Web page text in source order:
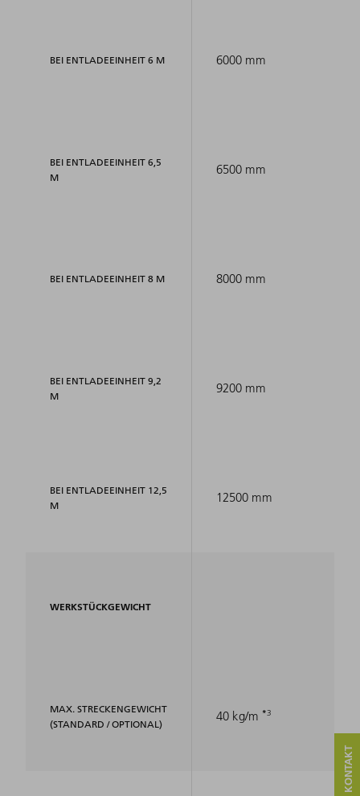
BEI ENTLADEEINHEIT 6 M
BEI ENTLADEEINHEIT 6,5
M
BEI ENTLADEEINHEIT 8 M
BEI ENTLADEEINHEIT 9,2
M
BEI ENTLADEEINHEIT 12,5
M
WERKSTÜCKGEWICHT
MAX. STRECKENGEWICHT
(STANDARD / OPTIONAL)
6000 mm
6500 mm
8000 mm
9200 mm
12500 mm
40 kg/m 3